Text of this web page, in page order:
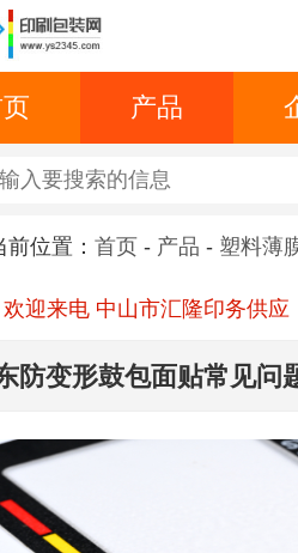
产品
前位置： 首页 - 产品 - 塑料薄
迎来电 中山市汇隆印务供应
防变形鼓包面贴常见问